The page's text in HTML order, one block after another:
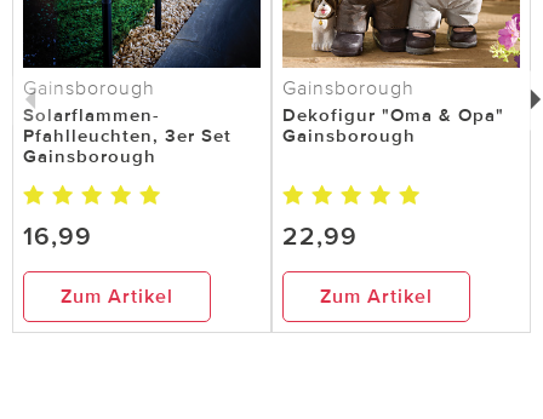
Gainsborough
Solarflammen-
Pfahlleuchten, 3er Set
Gainsborough
16,99
Zum Artikel
Gainsborough
Dekofigur "Oma & Opa"
Gainsborough
22,99
Zum Artikel